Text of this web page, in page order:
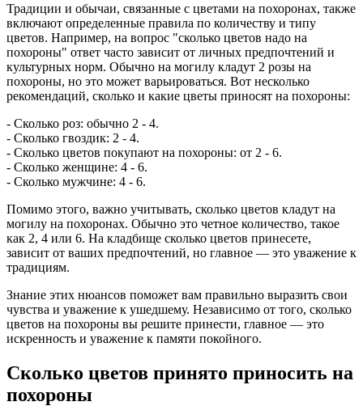
Традиции и обычаи, связанные с цветами на похоронах, также
включают определенные правила по количеству и типу
цветов. Например, на вопрос "сколько цветов надо на
похороны" ответ часто зависит от личных предпочтений и
культурных норм. Обычно на могилу кладут 2 розы на
похороны, но это может варьироваться. Вот несколько
рекомендаций, сколько и какие цветы приносят на похороны:
- Сколько роз: обычно 2 - 4.
- Сколько гвоздик: 2 - 4.
- Сколько цветов покупают на похороны: от 2 - 6.
- Сколько женщине: 4 - 6.
- Сколько мужчине: 4 - 6.
Помимо этого, важно учитывать, сколько цветов кладут на
могилу на похоронах. Обычно это четное количество, такое
как 2, 4 или 6. На кладбище сколько цветов принесете,
зависит от ваших предпочтений, но главное — это уважение к
традициям.
Знание этих нюансов поможет вам правильно выразить свои
чувства и уважение к ушедшему. Независимо от того, сколько
цветов на похороны вы решите принести, главное — это
искренность и уважение к памяти покойного.
Сколько цветов принято приносить на
похороны